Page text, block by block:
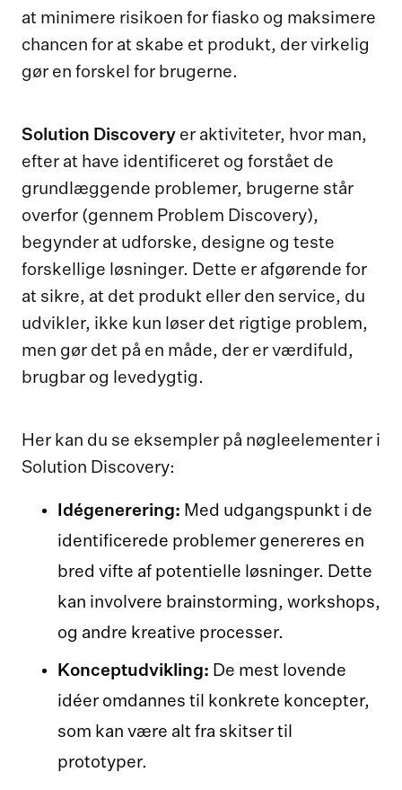
at minimere risikoen for fiasko og maksimere
chancen for at skabe et produkt, der virkelig
gør en forskel for brugerne.
Solution Discovery er aktiviteter, hvor man,
efter at have identificeret og forstået de
grundlæggende problemer, brugerne står
overfor (gennem Problem Discovery),
begynder at udforske, designe og teste
forskellige løsninger. Dette er afgørende for
at sikre, at det produkt eller den service, du
udvikler, ikke kun løser det rigtige problem,
men gør det på en måde, der er værdifuld,
brugbar og levedygtig.
Her kan du se eksempler på nøgleelementer i
Solution Discovery:
Idégenerering: Med udgangspunkt i de
identificerede problemer genereres en
bred vifte af potentielle løsninger. Dette
kan involvere brainstorming, workshops,
og andre kreative processer.
Konceptudvikling: De mest lovende
idéer omdannes til konkrete koncepter,
som kan være alt fra skitser til
prototyper.